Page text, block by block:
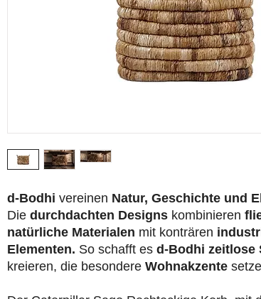
d-Bodhi vereinen Natur, Geschichte und
Die durchdachten Designs kombinieren
natürliche Materialen mit konträren
Elementen. So schafft es d-Bodhi zeitlose
kreieren, die besondere Wohnakzente